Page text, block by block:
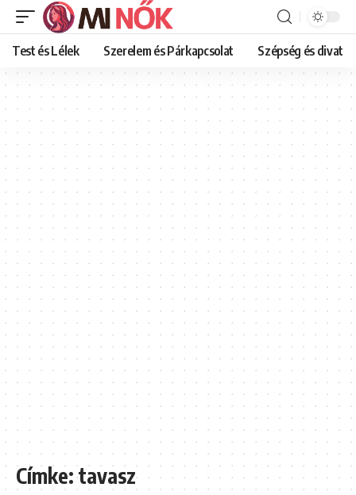
Test és Lélek Szerelem és Párkapcsolat Szépség és divat
Címke:tavasz